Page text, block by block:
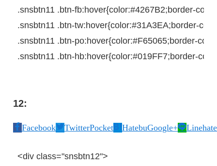
.snsbtn11 .btn-fb:hover{color:#4267B2;border-color
.snsbtn11 .btn-tw:hover{color:#31A3EA;border-
.snsbtn11 .btn-po:hover{color:#F65065;border-color
.snsbtn11 .btn-hb:hover{color:#019FF7;border-color
12:
Facebook TwitterPocket HatebuGoogle+ Line
<div class="snsbtn12">